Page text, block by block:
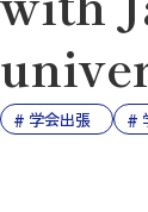
学会出張